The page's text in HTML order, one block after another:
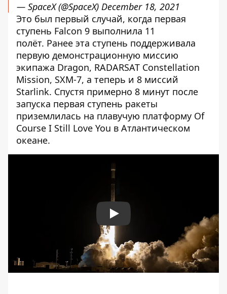
— SpaceX (@SpaceX) December 18, 2021
Это был первый случай, когда первая
ступень Falcon 9 выполнила 11
полёт. Ранее эта ступень поддерживала
первую демонстрационную миссию
экипажа Dragon, RADARSAT Constellation
Mission, SXM-7, а теперь и 8 миссий
Starlink. Спустя примерно 8 минут после
запуска первая ступень ракеты
приземлилась на плавучую платформу Of
Course I Still Love You в Атлантическом
океане.
Play